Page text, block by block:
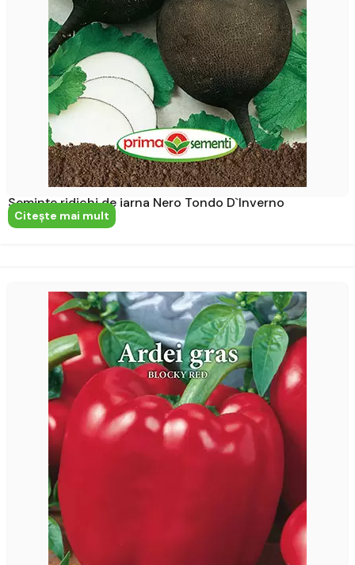
Semințe ridichi de iarna Nero Tondo D`Inverno
Citeşte mai mult